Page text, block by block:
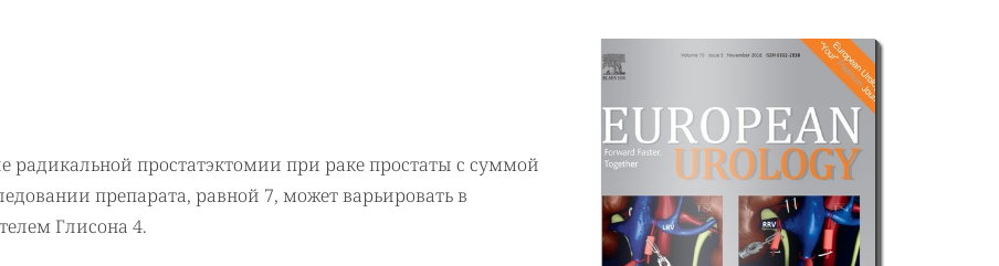
радикальной простатэктомии при раке простаты с суммой
препарата, равной 7, может варьировать в
Глисона 4.